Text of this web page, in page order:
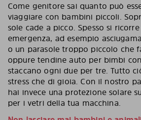
Come genitore sai quanto può
viaggiare con bambini piccoli.
sole cade a picco. Spesso si
emergenza, ad esempio
o un parasole troppo piccolo che
oppure tendine auto per bimbi
staccano ogni due per tre. Tutto
stress che di gioia. Con il nostro
hai invece una protezione solare
per i vetri della tua macchina.